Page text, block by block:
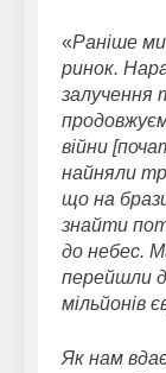
«Раніше ми
ринок.
залучення
війни
найняли
що на
знайти
до небес.
перейшли
мільйонів
Як нам